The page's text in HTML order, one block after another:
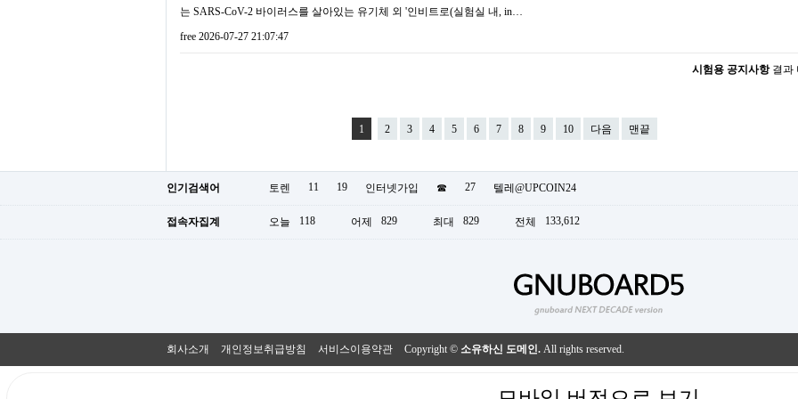
는 SARS-CoV-2 바이러스를 살아있는 유기체 외 '인비트로(실험실 내, in…
free 2026-07-27 21:07:47
시험용 공지사항결과
1 2 3 4 5 6 7 8 9 10 다음 맨끝
인기검색어 토렌 11 19 인터넷가입 ☎ 27 텔레@UPCOIN24
접속자집계 오늘 118 어제 829 최대 829 전체 133,612
회사소개 개인정보취급방침 서비스이용약관 Copyright © 소유하신 도메인. All rights reserved.